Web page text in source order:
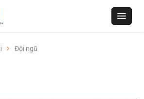
Đội ngũ